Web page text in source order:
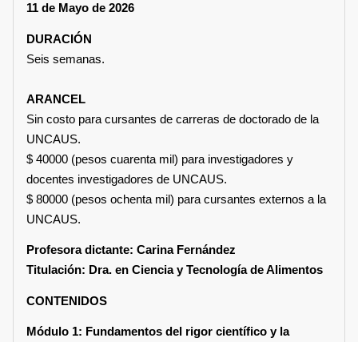
11 de Mayo de 2026
DURACIÓN
Seis semanas.
ARANCEL
Sin costo para cursantes de carreras de doctorado de la
UNCAUS.
$ 40000 (pesos cuarenta mil) para investigadores y
docentes investigadores de UNCAUS.
$ 80000 (pesos ochenta mil) para cursantes externos a la
UNCAUS.
Profesora dictante: Carina Fernández
Titulación: Dra. en Ciencia y Tecnología de Alimentos
CONTENIDOS
Módulo 1: Fundamentos del rigor científico y la